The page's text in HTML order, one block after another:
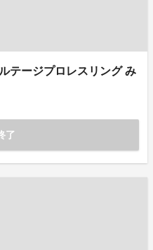
テージプロレスリング み
了